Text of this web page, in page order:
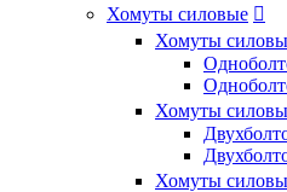
Хомуты силовые 
Хомуты
Хомуты
Хомуты